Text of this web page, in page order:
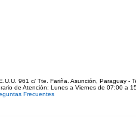
961 c/ Tte. Fariña. Asunción, Paraguay -
de Atención: Lunes a Viernes de 07:00 a
Frecuentes